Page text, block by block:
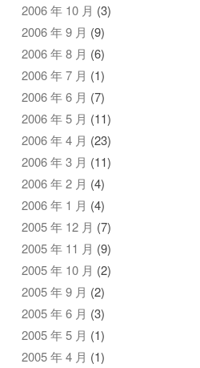
2006 年 10 月 (3)
2006 年 9 月 (9)
2006 年 8 月 (6)
2006 年 7 月 (1)
2006 年 6 月 (7)
2006 年 5 月 (11)
2006 年 4 月 (23)
2006 年 3 月 (11)
2006 年 2 月 (4)
2006 年 1 月 (4)
2005 年 12 月 (7)
2005 年 11 月 (9)
2005 年 10 月 (2)
2005 年 9 月 (2)
2005 年 6 月 (3)
2005 年 5 月 (1)
2005 年 4 月 (1)